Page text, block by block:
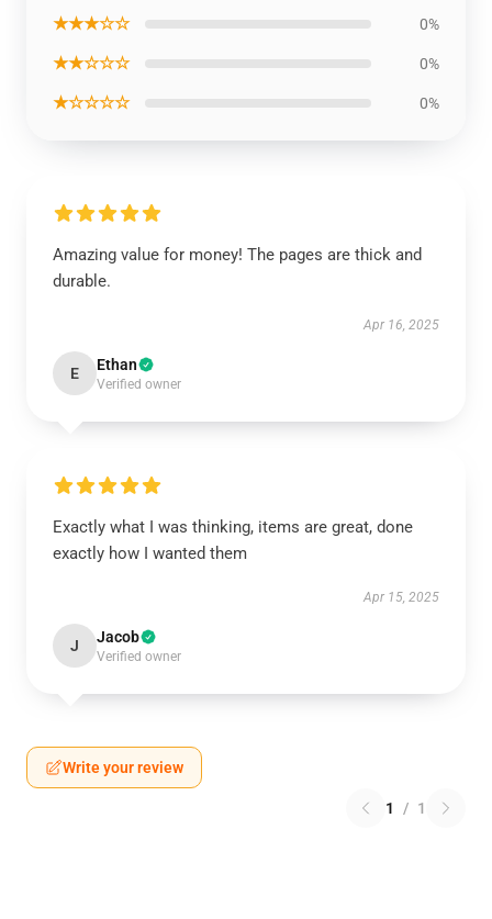
★★★☆☆ 0%
★★☆☆☆ 0%
★☆☆☆☆ 0%
Amazing value for money! The pages are thick and
durable.
Apr 16, 2025
E Ethan
Verified owner
Exactly what I was thinking, items are great, done
exactly how I wanted them
Apr 15, 2025
J Jacob
Verified owner
Write your review
1 / 1